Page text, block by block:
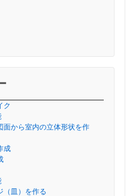
ク
面から室内の立体形状を作
成
（皿）を作る